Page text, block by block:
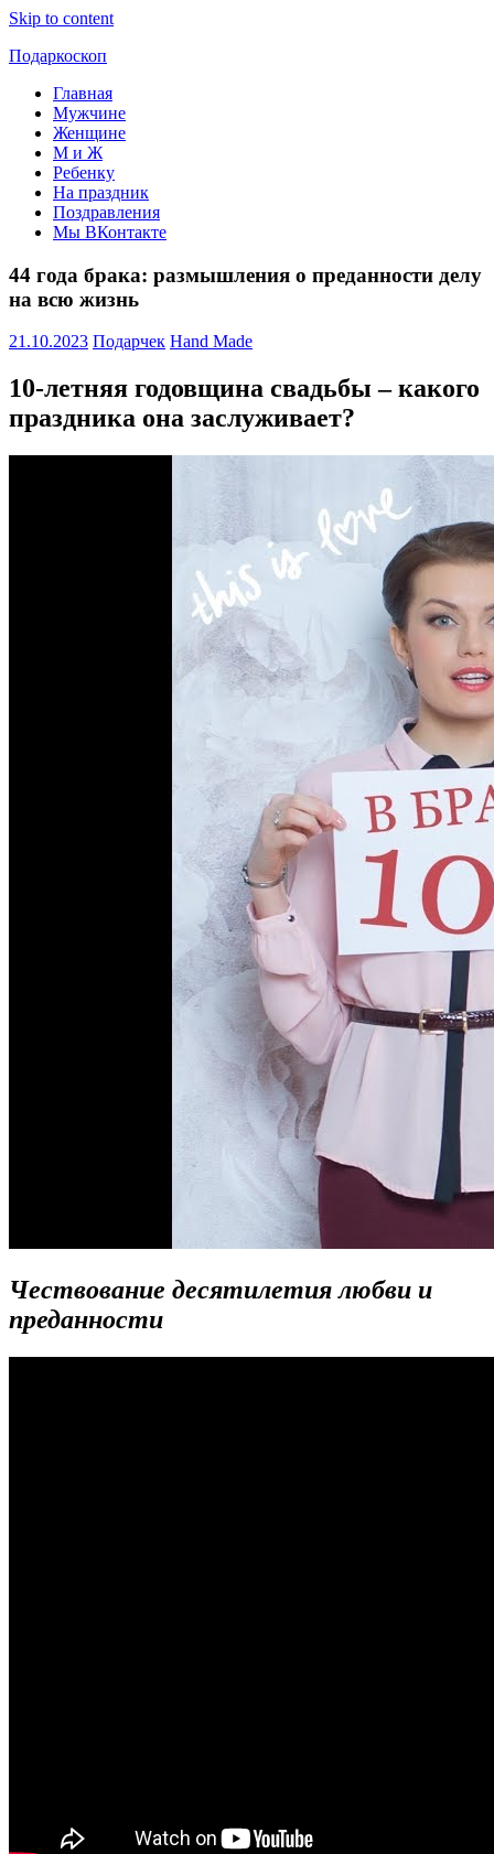
Skip to content
Подаркоскоп
Поможем
выбрать
подарить
Главная
Мужчине
Женщине
М и Ж
Ребенку
На праздник
Поздравления
Мы ВКонтакте
44 года брака: размышления о преданности делу
на всю жизнь
21.10.2023 Подарчек Hand Made
10-летняя годовщина свадьбы – какого
праздника она заслуживает?
Чествование десятилетия любви и
преданности